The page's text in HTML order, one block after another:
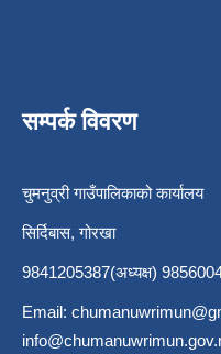
सम्पर्क विवरण
चुमनुव्री गाउँपालिकाको कार्यालय
सिर्दिबास, गोरखा
9841205387(अध्यक्ष)
Email: